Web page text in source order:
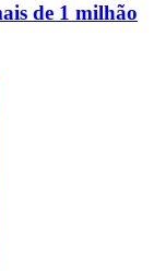
de 1 milhão